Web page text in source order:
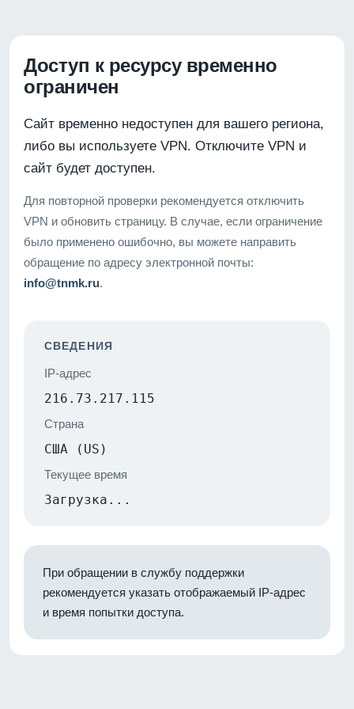
Доступ к ресурсу временно
ограничен
Сайт временно недоступен для вашего региона,
либо вы используете VPN. Отключите VPN и
сайт будет доступен.
Для повторной проверки рекомендуется отключить
VPN и обновить страницу. В случае, если ограничение
было применено ошибочно, вы можете направить
обращение по адресу электронной почты:
info@tnmk.ru.
СВЕДЕНИЯ
IP-адрес
216.73.217.115
Страна
США (US)
Текущее время
Загрузка...
При обращении в службу поддержки
рекомендуется указать отображаемый IP-адрес
и время попытки доступа.